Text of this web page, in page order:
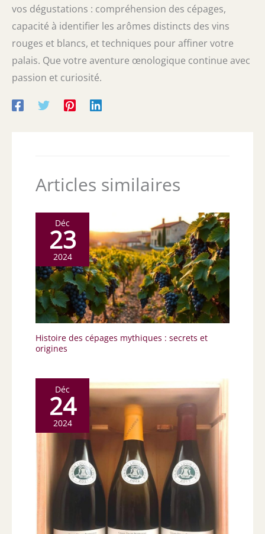
vos dégustations : compréhension des cépages,
capacité à identifier les arômes distincts des vins
rouges et blancs, et techniques pour affiner votre
palais. Que votre aventure œnologique continue avec
passion et curiosité.
Articles similaires
Déc
23
2024
Histoire des cépages mythiques : secrets et
origines
Déc
24
2024